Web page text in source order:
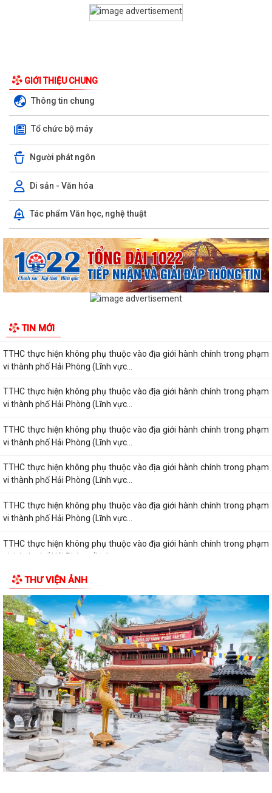
GIỚI THIỆU CHUNG
Thông tin chung
Tổ chức bộ máy
Người phát ngôn
Di sản - Văn hóa
Tác phẩm Văn học, nghệ thuật
TIN MỚI
KHAI MẠC TUẦN LỄ TÌNH NGUYỆN “HÀNH TRÌNH HẠNH PHÚC” NĂM
HỘI NGHỊ GIAO BAN UBND XÃ QUYẾT THẮNG: ĐÁNH GIÁ KẾT QUẢ
THỰC HIỆN NHIỆM VỤ THÁNG 7, TRIỂN KHAI...
Công bố thủ tục hành chính nội bộ được sửa đổi, bổ sung thuộc phạm
vi, chức năng quản lý của Sở Xây...
TTHC thực hiện không phụ thuộc vào địa giới hành chính trong phạm
vi thành phố Hải Phòng (Lĩnh vực...
vi thành phố Hải Phòng (Lĩnh vực...
TTHC thực hiện không phụ thuộc vào địa giới hành chính trong phạm
vi thành phố Hải Phòng (Lĩnh vực...
TTHC thực hiện không phụ thuộc vào địa giới hành chính trong phạm
vi thành phố Hải Phòng (Lĩnh vực...
TTHC thực hiện không phụ thuộc vào địa giới hành chính trong phạm
vi thành phố Hải Phòng (Lĩnh vực...
TTHC thực hiện không phụ thuộc vào địa giới hành chính trong phạm
vi thành phố Hải Phòng (Lĩnh vực...
TTHC thực hiện không phụ thuộc vào địa giới hành chính trong phạm
vi thành phố Hải Phòng (Lĩnh vực...
TTHC thực hiện không phụ thuộc vào địa giới hành chính trong phạm
vi thành phố Hải Phòng (Lĩnh vực...
TTHC thực hiện không phụ thuộc vào địa giới hành chính trong phạm
vi thành phố Hải Phòng (Lĩnh vực...
TTHC thực hiện không phụ thuộc vào địa giới hành chính trong phạm
vi thành phố Hải Phòng (Lĩnh vực...
TTHC thực hiện không phụ thuộc vào địa giới hành chính trong phạm
vi thành phố Hải Phòng (Lĩnh vực...
Danh mục Thủ tục hành chính thuộc thẩm quyền giải quyết của Ủy
ban nhân dân xã Quyết Thắng
Công bố danh mục thủ tục hành chính ban hành mới, bị bãi bỏ lĩnh vực
hội nghị, hội thảo quốc tế...
Công bố danh mục thủ tục hành chính ban hành mới, bị bãi bỏ lĩnh vực
THƯ VIỆN ẢNH